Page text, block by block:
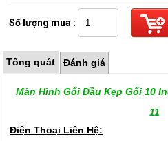
Số lượng mua :
Tổng quát Đánh giá
Màn Hình Gối Đầu Kẹp Gối 10
11
Điện Thoại Liên Hệ: